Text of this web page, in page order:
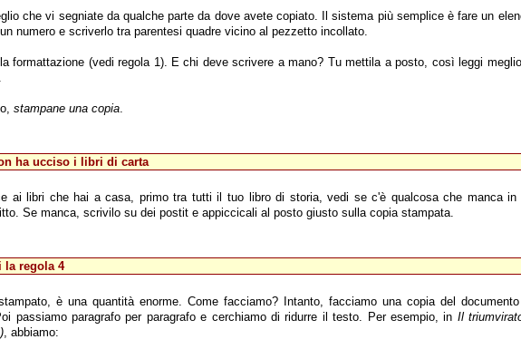
che vi segniate da qualche parte da dove avete copiato. Il sistema più semplice è fare un
numero e scriverlo tra parentesi quadre vicino al pezzetto incollato.
formattazione (vedi regola 1). E chi deve scrivere a mano? Tu mettila a posto, così leggi
stampane una copia.
ha ucciso i libri di carta
ai libri che hai a casa, primo tra tutti il tuo libro di storia, vedi se c'è qualcosa che manca in
Se manca, scrivilo su dei postit e appiccicali al posto giusto sulla copia stampata.
la regola 4
è una quantità enorme. Come facciamo? Intanto, facciamo una copia del
passiamo paragrafo per paragrafo e cerchiamo di ridurre il testo. Per esempio, in Il
, abbiamo: